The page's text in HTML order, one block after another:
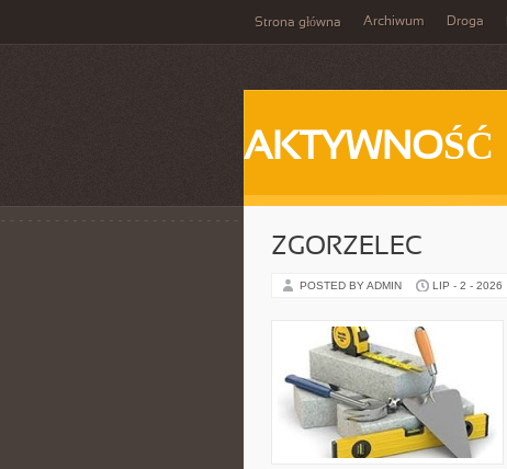
Strona główna Archiwum Droga
AKTYWNOŚĆ
ZGORZELEC
POSTED BY ADMIN LIP - 2 - 2026